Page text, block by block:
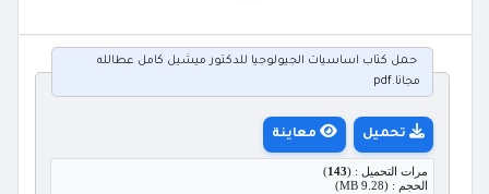
حمل كتاب اساسيات الجيولوجيا للدكتور ميشيل كامل عطالله
مجانا.pdf
تحميل معاينة
مرات التحميل : (143
)
الحجم : (9.28 MB)